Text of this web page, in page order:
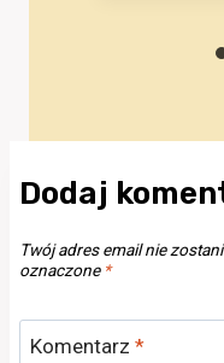
Dodaj
Twój adres email nie
oznaczone *
Komentarz *